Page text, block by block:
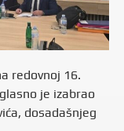
redovnoj 16.
je izabrao
dosadašnjeg